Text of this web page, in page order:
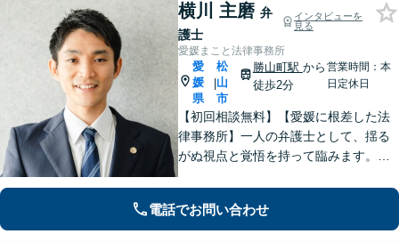
横川 主磨 弁
護士
インタビューを
見る
愛媛まこと法律事務所
愛
媛
県
|
松
山
市
勝山町駅 から
徒歩2分
営業時間：本
日定休日
【初回相談無料】【愛媛に根差した法
律事務所】一人の弁護士として、揺る
がぬ視点と覚悟を持って臨みます。依
見据えて、一人ひとりに合った解決を
目指します。【勝山町駅2分】
電話でお問い合わせ